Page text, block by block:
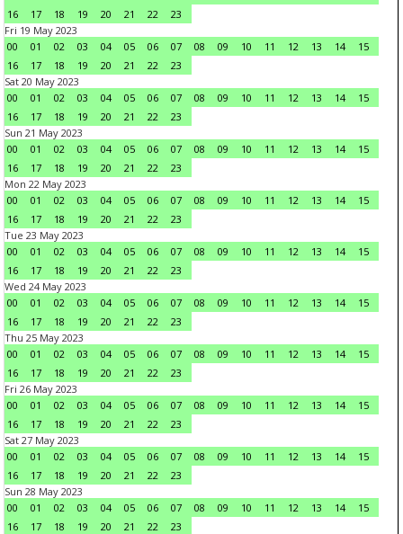
16
17 18 19 20 21 22
23
Fri 19 May 2023
00
01 02 03 04 05 06 07 08 09 10 11 12 13 14
15
16
17 18 19 20 21 22
23
Sat 20 May 2023
00
01 02 03 04 05 06 07 08 09 10 11 12 13 14
15
16
17 18 19 20 21 22
23
Sun 21 May 2023
00
01 02 03 04 05 06 07 08 09 10 11 12 13 14
15
16
17 18 19 20 21 22
23
Mon 22 May 2023
00
01 02 03 04 05 06 07 08 09 10 11 12 13 14
15
16
17 18 19 20 21 22
23
Tue 23 May 2023
00
01 02 03 04 05 06 07 08 09 10 11 12 13 14
15
16
17 18 19 20 21 22
23
Wed 24 May 2023
00
01 02 03 04 05 06 07 08 09 10 11 12 13 14
15
16
17 18 19 20 21 22
23
Thu 25 May 2023
00
01 02 03 04 05 06 07 08 09 10 11 12 13 14
15
16
17 18 19 20 21 22
23
Fri 26 May 2023
00
01 02 03 04 05 06 07 08 09 10 11 12 13 14
15
16
17 18 19 20 21 22
23
Sat 27 May 2023
00
01 02 03 04 05 06 07 08 09 10 11 12 13 14
15
16
17 18 19 20 21 22
23
Sun 28 May 2023
00
01 02 03 04 05 06 07 08 09 10 11 12 13 14
15
16
17 18 19 20 21 22
23